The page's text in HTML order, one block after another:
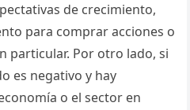
de crecimiento,
para comprar acciones o
particular. Por otro lado, si
es negativo y hay
o el sector en